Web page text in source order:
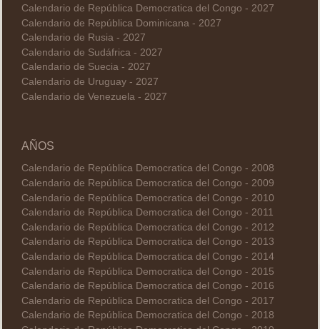
Calendario de República Democratica del Congo - 2027
Calendario de República Dominicana - 2027
Calendario de Rusia - 2027
Calendario de Sudáfrica - 2027
Calendario de Suecia - 2027
Calendario de Uruguay - 2027
Calendario de Venezuela - 2027
AÑOS
Calendario de República Democratica del Congo - 2008
Calendario de República Democratica del Congo - 2009
Calendario de República Democratica del Congo - 2010
Calendario de República Democratica del Congo - 2011
Calendario de República Democratica del Congo - 2012
Calendario de República Democratica del Congo - 2013
Calendario de República Democratica del Congo - 2014
Calendario de República Democratica del Congo - 2015
Calendario de República Democratica del Congo - 2016
Calendario de República Democratica del Congo - 2017
Calendario de República Democratica del Congo - 2018